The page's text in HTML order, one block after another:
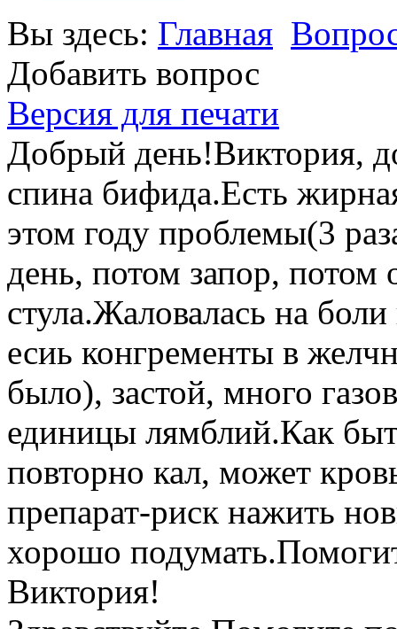
Вы здесь: Главная
Добавить вопрос
Версия для печати
Добрый день!Виктория,
спина бифида.Есть
этом году проблемы(3
день, потом запор,
стула.Жаловалась на
есиь конгременты в
было), застой, много
единицы лямблий.Как
повторно кал, может
препарат-риск нажить
хорошо
Виктория!